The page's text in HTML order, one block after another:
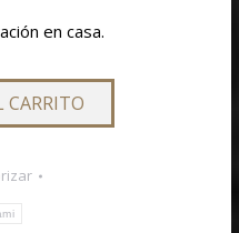
en casa.
CARRITO